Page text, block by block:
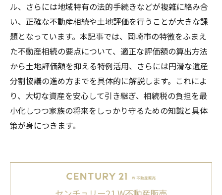
ル、さらには地域特有の法的手続きなどが複雑に絡み合
い、正確な不動産相続や土地評価を行うことが大きな課
題となっています。本記事では、岡崎市の特徴をふまえ
た不動産相続の要点について、適正な評価額の算出方法
から土地評価額を抑える特例活用、さらには円滑な遺産
分割協議の進め方までを具体的に解説します。これによ
り、大切な資産を安心して引き継ぎ、相続税の負担を最
小化しつつ家族の将来をしっかり守るための知識と具体
策が身につきます。